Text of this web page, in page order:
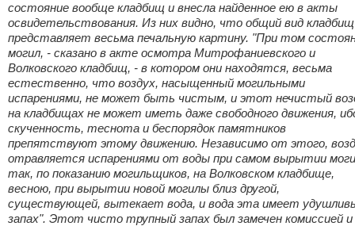
состояние вообще кладбищ и внесла найденное ею в акты
освидетельствования. Из них видно, что общий вид кладбищ
представляет весьма печальную картину. "При том
могил, - сказано в акте осмотра Митрофаниевского и
Волковского кладбищ, - в котором они находятся, весьма
естественно, что воздух, насыщенный могильными
испарениями, не может быть чистым, и этот нечистый
на кладбищах не может иметь даже свободного движения,
скученность, теснота и беспорядок памятников
препятствуют этому движению. Независимо от этого,
отравляется испарениями от воды при самом вырытии
так, по показанию могильщиков, на Волковском кладбище,
весною, при вырытии новой могилы близ другой,
существующей, вытекает вода, и вода эта имеет
запах". Этот чисто трупный запах был замечен комиссией и